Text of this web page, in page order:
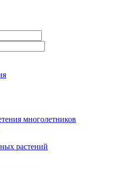
многолетников
растений